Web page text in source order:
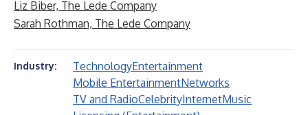
Liz Biber, The Lede Company
Sarah Rothman, The Lede Company
Industry: TechnologyEntertainment
Mobile EntertainmentNetworks
TV and RadioCelebrityInternetMusic